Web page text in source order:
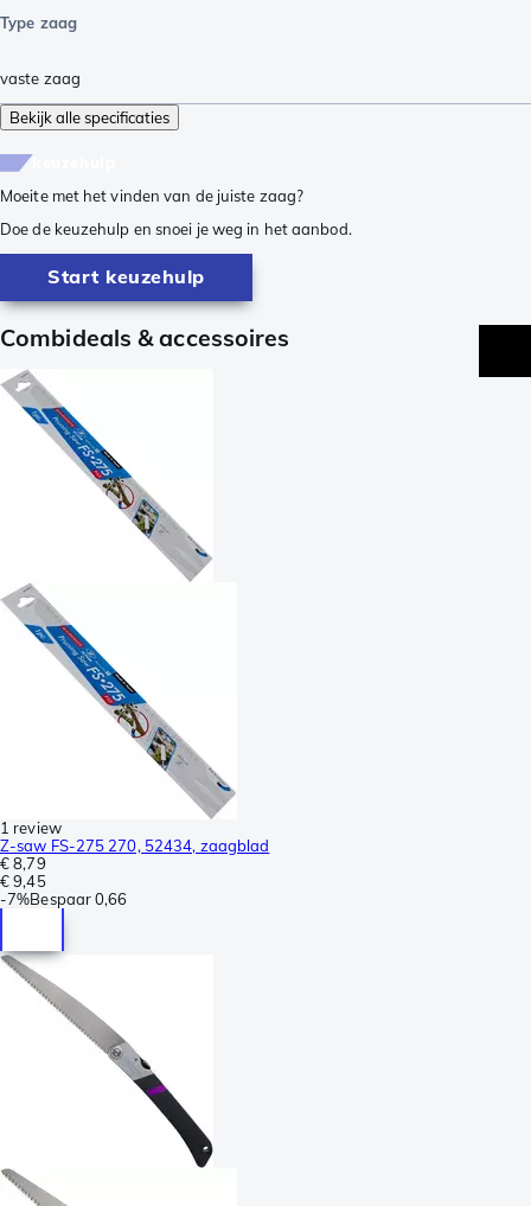
Type zaag
vaste zaag
Bekijk alle specificaties
Moeite met het vinden van de juiste zaag?
Doe de keuzehulp en snoei je weg in het aanbod.
Start keuzehulp
Combideals & accessoires
1 review
Z-saw FS-275 270, 52434, zaagblad
€ 8,79
€ 9,45
-7%Bespaar0,66